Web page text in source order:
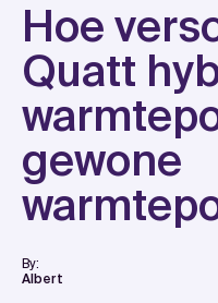
Hoe
Quatt
gewone
By:
Albert